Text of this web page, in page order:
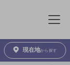
メニュ
現在地から探す